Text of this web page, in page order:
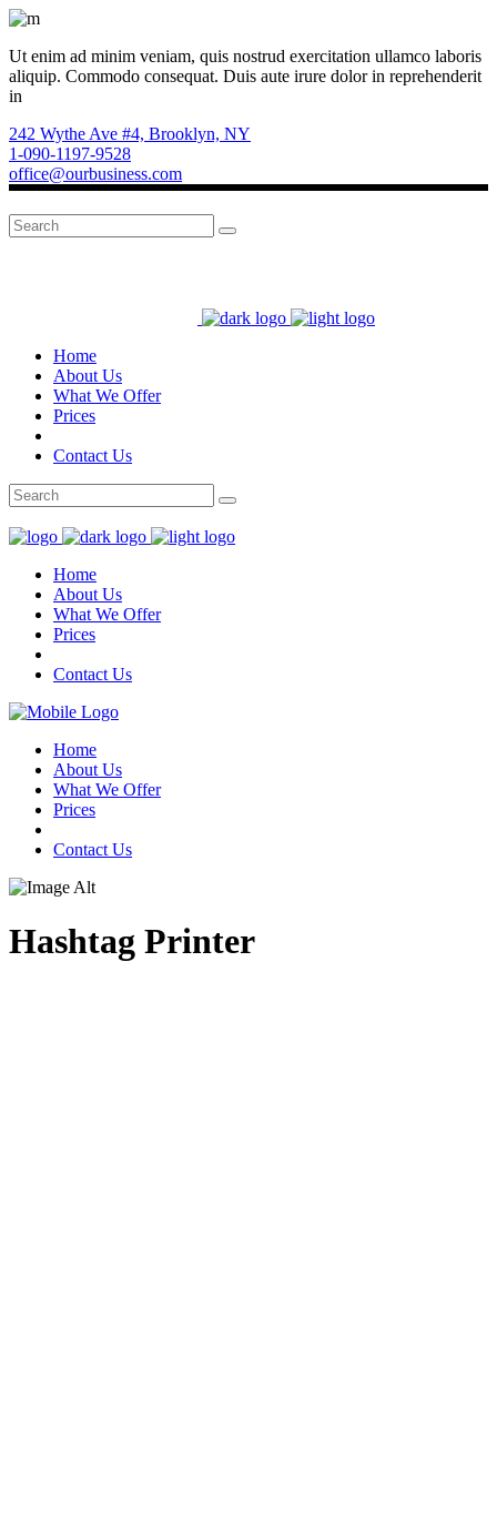
Ut enim ad minim veniam, quis nostrud exercitation ullamco laboris
aliquip. Commodo consequat. Duis aute irure dolor in reprehenderit
in
242 Wythe Ave #4, Brooklyn, NY
1-090-1197-9528
office@ourbusiness.com
Search
for:
Home
About Us
What We Offer
Prices
Contact Us
Search
for:
Home
About Us
What We Offer
Prices
Contact Us
Home
About Us
What We Offer
Prices
Contact Us
Hashtag Printer